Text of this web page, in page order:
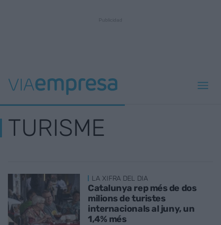
TURISME
LA XIFRA DEL DIA
Catalunya rep més de dos
milions de turistes
internacionals al juny, un
1,4% més